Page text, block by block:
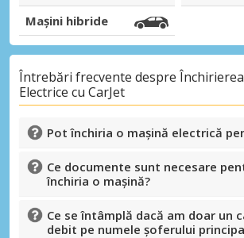
Mașini hibride
Întrebări frecvente despre
Electrice cu CarJet
Pot închiria o mașină electrică
Ce documente sunt necesare
închiria o mașină?
Ce se întâmplă dacă am doar un
debit pe numele șoferului